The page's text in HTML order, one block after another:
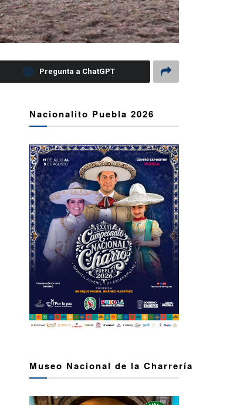
Pregunta a ChatGPT
Nacionalito Puebla 2026
Museo Nacional de la Charrería